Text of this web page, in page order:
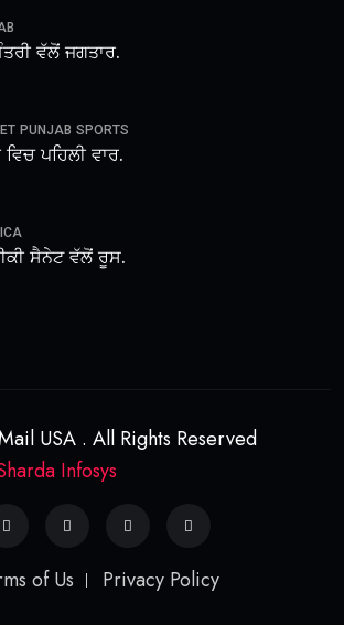
ਵੱਲੋਂ ਜਗਤਾਰ.
PUNJAB SPORTS
ਪਹਿਲੀ ਵਾਰ.
ਸੈਨੇਟ ਵੱਲੋਂ ਰੂਸ.
USA . All Rights Reserved
Infosys
of Us Privacy Policy